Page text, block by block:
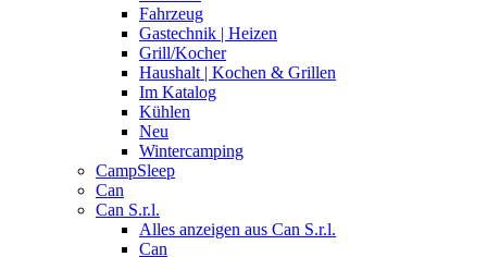
Fahrzeug
Gastechnik | Heizen
Grill/Kocher
Haushalt | Kochen & Grillen
Im Katalog
Kühlen
Neu
Wintercamping
CampSleep
Can
Can S.r.l.
Alles anzeigen aus Can S.r.l.
Can